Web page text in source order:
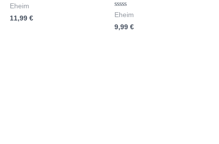
Bewertet
0
Eheim
11,99 €
Bewertet
0
Eheim
9,99 €